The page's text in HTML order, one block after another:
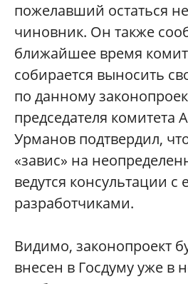
пожелавший остаться
чиновник. Он также
ближайшее время
собирается выносить
по данному
председателя комитета
Урманов подтвердил,
«завис» на
ведутся консультации с
разработчиками.
Видимо, законопроект
внесен в Госдуму уже в